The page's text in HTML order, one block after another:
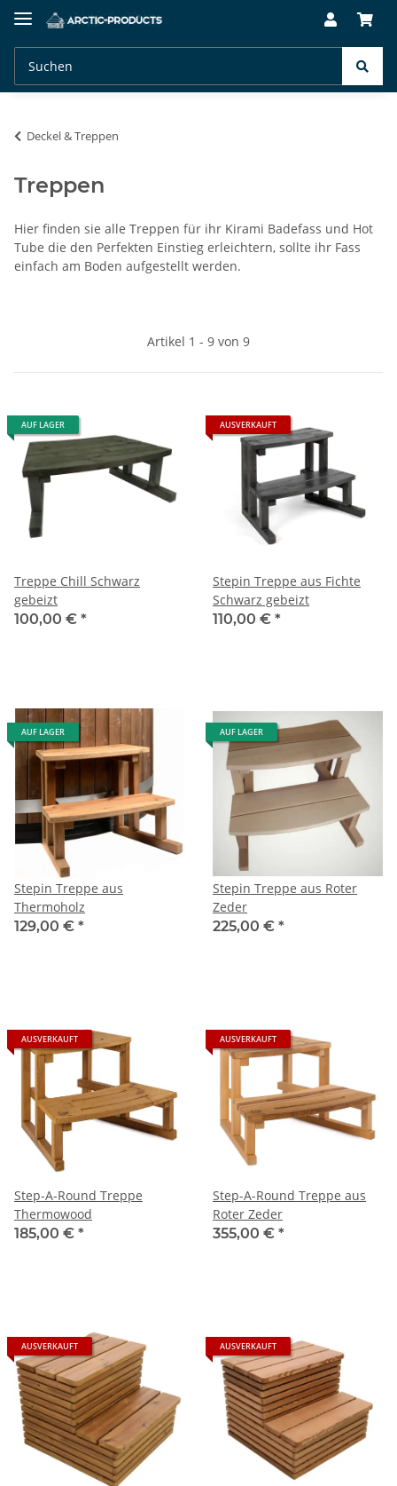
Deckel & Treppen
Treppen
Hier finden sie alle Treppen für ihr Kirami Badefass und Hot
Tube die den Perfekten Einstieg erleichtern, sollte ihr Fass
einfach am Boden aufgestellt werden.
Artikel 1 - 9 von 9
AUF LAGER
Treppe Chill Schwarz
gebeizt
100,00 € *
AUSVERKAUFT
Stepin Treppe aus Fichte
Schwarz gebeizt
110,00 € *
AUF LAGER
Stepin Treppe aus
Thermoholz
129,00 € *
AUF LAGER
Stepin Treppe aus Roter
Zeder
225,00 € *
AUSVERKAUFT
Step-A-Round Treppe
Thermowood
185,00 € *
AUSVERKAUFT
Step-A-Round Treppe aus
Roter Zeder
355,00 € *
AUSVERKAUFT AUSVERKAUFT